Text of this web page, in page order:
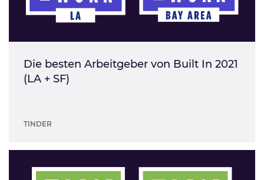
Die besten Arbeitgeber von Built In 2021
(LA + SF)
TINDER